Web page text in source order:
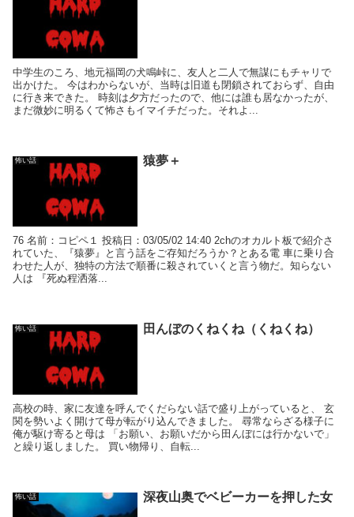
中学生のころ、地元福岡の犬鳴峠に、友人と二人で無謀にもチャリで
出かけた。 今はわからないが、当時は旧道も閉鎖されておらず、自由
に行き来できた。 時刻は夕方だったので、他には誰も居なかったが、
まだ微妙に明るくて怖さもイマイチだった。それよ...
怖い話 猿夢＋
76 名前：コピペ１ 投稿日：03/05/02 14:40 2chのオカルト板で紹介さ
れていた、『猿夢』と言う話をご存知だろうか？とある電 車に乗り合
わせた人が、独特の方法で順番に殺されていくと言う物だ。知らない
人は 『死ぬ程洒落...
怖い話 田んぼのくねくね（くねくね）
高校の時、家に友達を呼んでくだらない話で盛り上がっていると、 玄
関を勢いよく開けて母が転がり込んできました。 尋常ならざる様子に
俺が駆け寄ると母は 「お願い、お願いだから田んぼには行かないで」
と繰り返しました。 買い物帰り、自転...
怖い話 深夜山奥でベビーカーを押した女